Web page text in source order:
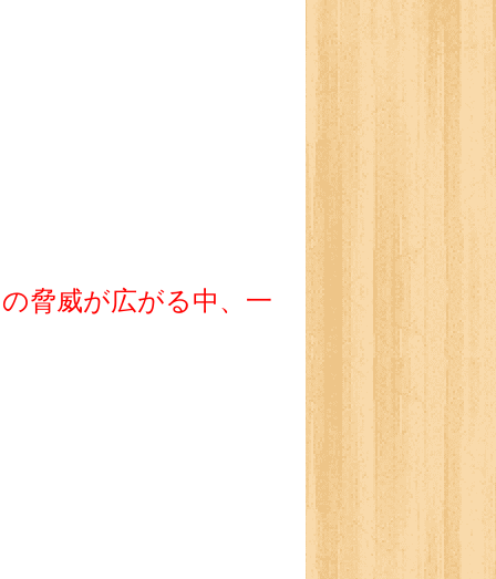
脅威が広がる中、一